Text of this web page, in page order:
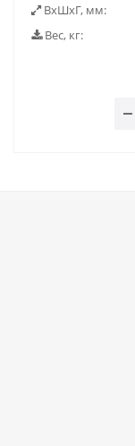
ВxШxГ, мм:
Вес, кг: